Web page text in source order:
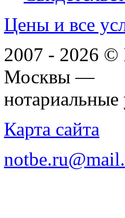
Цены и все
2007 - 2026 ©
Москвы —
нотариальные
Карта сайта